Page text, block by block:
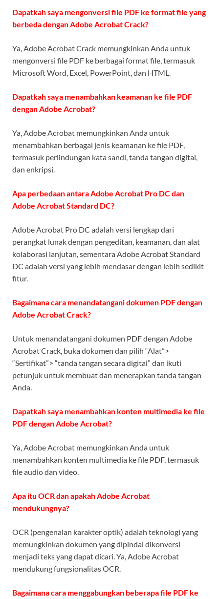
Dapatkah saya mengonversi file PDF ke format file yang
berbeda dengan Adobe Acrobat Crack?
Ya, Adobe Acrobat Crack memungkinkan Anda untuk
mengonversi file PDF ke berbagai format file, termasuk
Microsoft Word, Excel, PowerPoint, dan HTML.
Dapatkah saya menambahkan keamanan ke file PDF
dengan Adobe Acrobat?
Ya, Adobe Acrobat memungkinkan Anda untuk
menambahkan berbagai jenis keamanan ke file PDF,
termasuk perlindungan kata sandi, tanda tangan digital,
dan enkripsi.
Apa perbedaan antara Adobe Acrobat Pro DC dan
Adobe Acrobat Standard DC?
Adobe Acrobat Pro DC adalah versi lengkap dari
perangkat lunak dengan pengeditan, keamanan, dan alat
kolaborasi lanjutan, sementara Adobe Acrobat Standard
DC adalah versi yang lebih mendasar dengan lebih sedikit
fitur.
Bagaimana cara menandatangani dokumen PDF dengan
Adobe Acrobat Crack?
Untuk menandatangani dokumen PDF dengan Adobe
Acrobat Crack, buka dokumen dan pilih “Alat”>
“Sertifikat”> “tanda tangan secara digital” dan ikuti
petunjuk untuk membuat dan menerapkan tanda tangan
Anda.
Dapatkah saya menambahkan konten multimedia ke file
PDF dengan Adobe Acrobat?
Ya, Adobe Acrobat memungkinkan Anda untuk
menambahkan konten multimedia ke file PDF, termasuk
file audio dan video.
Apa itu OCR dan apakah Adobe Acrobat
mendukungnya?
OCR (pengenalan karakter optik) adalah teknologi yang
memungkinkan dokumen yang dipindai dikonversi
menjadi teks yang dapat dicari. Ya, Adobe Acrobat
mendukung fungsionalitas OCR.
Bagaimana cara menggabungkan beberapa file PDF ke